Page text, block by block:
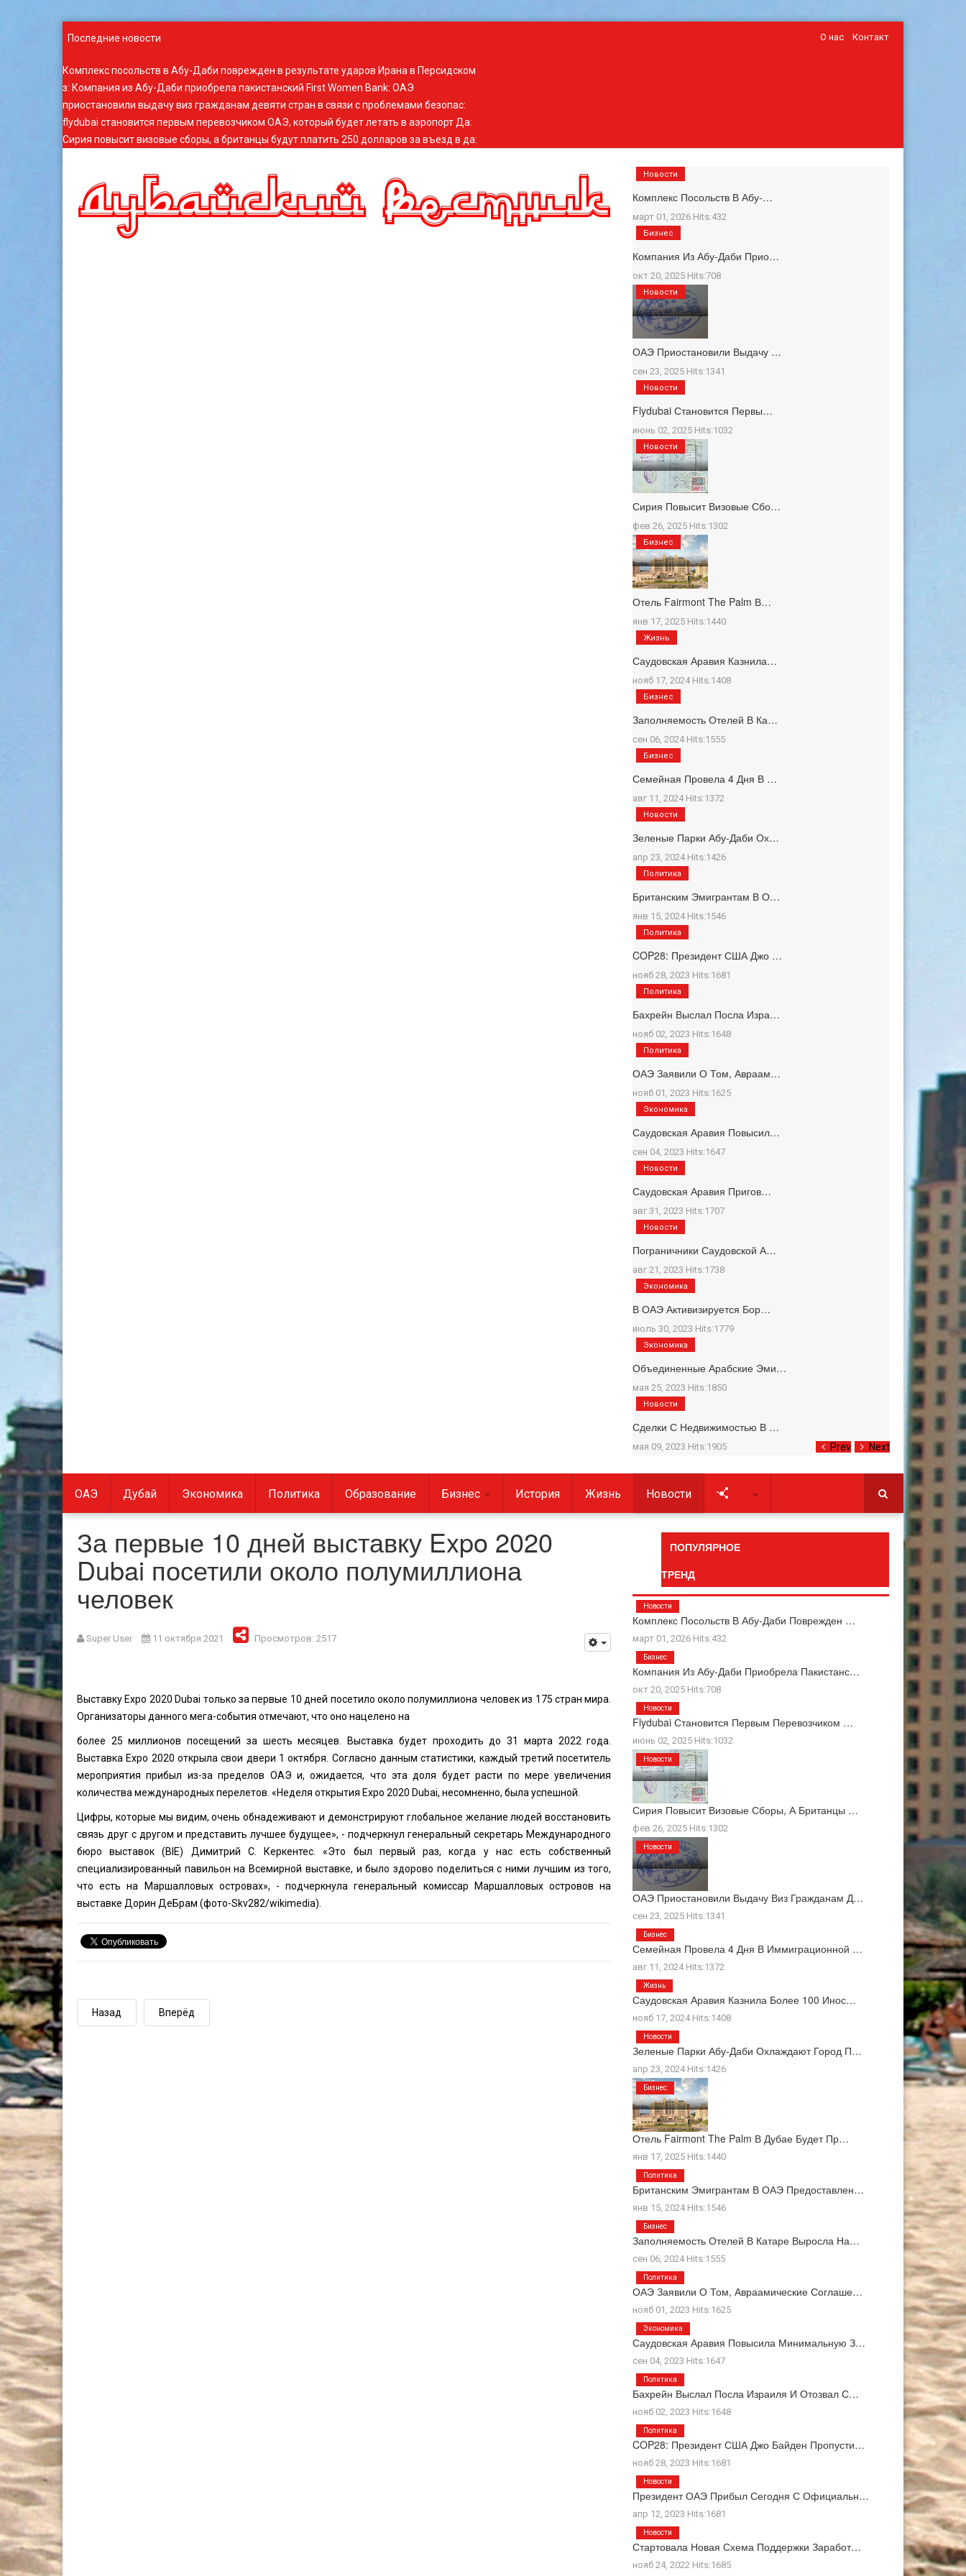
Последние новости
Комплекс посольств в Абу-Даби поврежден в результате ударов Ирана в Персидском
з: Компания из Абу-Даби приобрела пакистанский First Women Bank: ОАЭ
приостановили выдачу виз гражданам девяти стран в связи с проблемами безопас:
flydubai становится первым перевозчиком ОАЭ, который будет летать в аэропорт Да:
Сирия повысит визовые сборы, а британцы будут платить 250 долларов за въезд в да:
О нас Контакт
Prev Next
Комплекс Посольств В Абу-…
март 01, 2026 Hits:432
Новости
Компания Из Абу-Даби Прио…
окт 20, 2025 Hits:708
Бизнес
ОАЭ Приостановили Выдачу …
сен 23, 2025 Hits:1341
Новости
Flydubai Становится Первы…
июнь 02, 2025 Hits:1032
Новости
Сирия Повысит Визовые Сбо…
фев 26, 2025 Hits:1302
Новости
Отель Fairmont The Palm В…
янв 17, 2025 Hits:1440
Бизнес
Саудовская Аравия Казнила…
нояб 17, 2024 Hits:1408
Жизнь
Заполняемость Отелей В Ка…
сен 06, 2024 Hits:1555
Бизнес
Семейная Провела 4 Дня В …
авг 11, 2024 Hits:1372
Бизнес
Зеленые Парки Абу-Даби Ох…
апр 23, 2024 Hits:1426
Новости
Британским Эмигрантам В О…
янв 15, 2024 Hits:1546
Политика
COP28: Президент США Джо …
нояб 28, 2023 Hits:1681
Политика
Бахрейн Выслал Посла Изра…
нояб 02, 2023 Hits:1648
Политика
ОАЭ Заявили О Том, Авраам…
нояб 01, 2023 Hits:1625
Политика
Саудовская Аравия Повысил…
сен 04, 2023 Hits:1647
Экономика
Саудовская Аравия Пригов…
авг 31, 2023 Hits:1707
Новости
Пограничники Саудовской А…
авг 21, 2023 Hits:1738
Новости
В ОАЭ Активизируется Бор…
июль 30, 2023 Hits:1779
Экономика
Объединенные Арабские Эми…
мая 25, 2023 Hits:1850
Экономика
Сделки С Недвижимостью В …
мая 09, 2023 Hits:1905
Новости
ОАЭ Дубай Экономика Политика Образование Бизнес История Жизнь Новости
За первые 10 дней выставку Expo 2020
Dubai посетили около полумиллиона
человек
Super User 11 октября 2021 Просмотров: 2517
Выставку Expo 2020 Dubai только за первые 10 дней посетило около полумиллиона человек из 175 стран мира.
Организаторы данного мега-события отмечают, что оно нацелено на
более 25 миллионов посещений за шесть месяцев. Выставка будет проходить до 31 марта 2022 года.
Выставка Expo 2020 открыла свои двери 1 октября. Согласно данным статистики, каждый третий посетитель
мероприятия прибыл из-за пределов ОАЭ и, ожидается, что эта доля будет расти по мере увеличения
количества международных перелетов. «Неделя открытия Expo 2020 Dubai, несомненно, была успешной.
Цифры, которые мы видим, очень обнадеживают и демонстрируют глобальное желание людей восстановить
связь друг с другом и представить лучшее будущее», - подчеркнул генеральный секретарь Международного
бюро выставок (BIE) Димитрий С. Керкентес. «Это был первый раз, когда у нас есть собственный
специализированный павильон на Всемирной выставке, и было здорово поделиться с ними лучшим из того,
что есть на Маршалловых островах», - подчеркнула генеральный комиссар Маршалловых островов на
выставке Дорин ДеБрам (фото-Skv282/wikimedia).
Назад Вперёд
ПОПУЛЯРНОЕ
ТРЕНД
Комплекс Посольств В Абу-Даби Поврежден …
март 01, 2026 Hits:432
Новости
Компания Из Абу-Даби Приобрела Пакистанс…
окт 20, 2025 Hits:708
Бизнес
Flydubai Становится Первым Перевозчиком …
июнь 02, 2025 Hits:1032
Новости
Сирия Повысит Визовые Сборы, А Британцы …
фев 26, 2025 Hits:1302
Новости
ОАЭ Приостановили Выдачу Виз Гражданам Д…
сен 23, 2025 Hits:1341
Новости
Семейная Провела 4 Дня В Иммиграционной …
авг 11, 2024 Hits:1372
Бизнес
Саудовская Аравия Казнила Более 100 Инос…
нояб 17, 2024 Hits:1408
Жизнь
Зеленые Парки Абу-Даби Охлаждают Город П…
апр 23, 2024 Hits:1426
Новости
Отель Fairmont The Palm В Дубае Будет Пр…
янв 17, 2025 Hits:1440
Бизнес
Британским Эмигрантам В ОАЭ Предоставлен…
янв 15, 2024 Hits:1546
Политика
Заполняемость Отелей В Катаре Выросла На…
сен 06, 2024 Hits:1555
Бизнес
ОАЭ Заявили О Том, Авраамические Соглаше…
нояб 01, 2023 Hits:1625
Политика
Саудовская Аравия Повысила Минимальную З…
сен 04, 2023 Hits:1647
Экономика
Бахрейн Выслал Посла Израиля И Отозвал С…
нояб 02, 2023 Hits:1648
Политика
COP28: Президент США Джо Байден Пропусти…
нояб 28, 2023 Hits:1681
Политика
Президент ОАЭ Прибыл Сегодня С Официальн…
апр 12, 2023 Hits:1681
Новости
Стартовала Новая Схема Поддержки Заработ…
нояб 24, 2022 Hits:1685
Новости